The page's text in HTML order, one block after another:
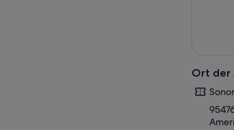
Ort der